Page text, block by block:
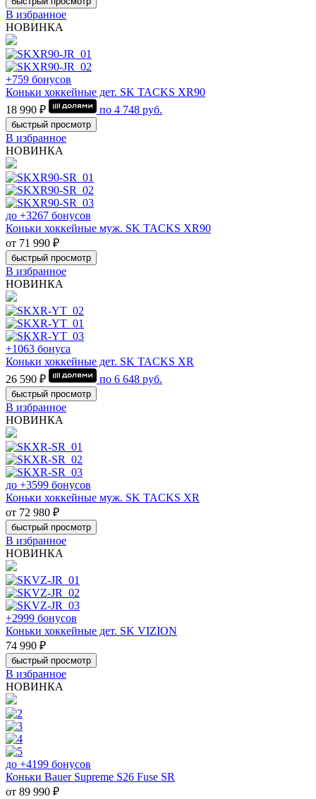
В избранное
НОВИНКА
+759 бонусов
Коньки хоккейные дет. SK TACKS XR90
18 990 ₽
по 4 748 руб.
быстрый просмотр
В избранное
НОВИНКА
до +3267 бонусов
Коньки хоккейные муж. SK TACKS XR90
от 71 990 ₽
быстрый просмотр
В избранное
НОВИНКА
+1063 бонуса
Коньки хоккейные дет. SK TACKS XR
26 590 ₽
по 6 648 руб.
быстрый просмотр
В избранное
НОВИНКА
до +3599 бонусов
Коньки хоккейные муж. SK TACKS XR
от 72 980 ₽
быстрый просмотр
В избранное
НОВИНКА
+2999 бонусов
Коньки хоккейные дет. SK VIZION
74 990 ₽
быстрый просмотр
В избранное
НОВИНКА
до +4199 бонусов
Коньки Bauer Supreme S26 Fuse SR
от 89 990 ₽